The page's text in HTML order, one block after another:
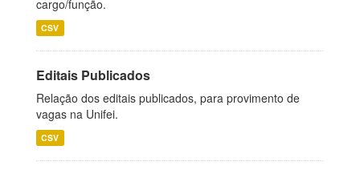
cargo/função.
CSV
Editais Publicados
Relação dos editais publicados, para provimento de
vagas na Unifei.
CSV